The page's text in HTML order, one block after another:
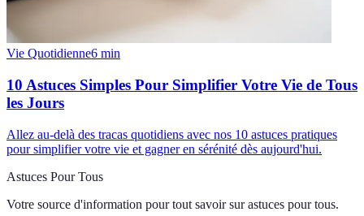
Vie Quotidienne6 min
10 Astuces Simples Pour Simplifier Votre Vie de Tous
les Jours
Allez au-delà des tracas quotidiens avec nos 10 astuces pratiques
pour simplifier votre vie et gagner en sérénité dès aujourd'hui.
Astuces Pour Tous
Votre source d'information pour tout savoir sur astuces pour tous.